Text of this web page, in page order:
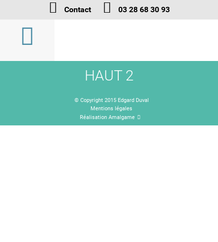
Contact 03 28 68 30 93
HAUT 2
© Copyright 2015 Edgard Duval
Mentions légales
Réalisation Amalgame